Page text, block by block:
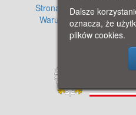
Strona główna ·
Warunki używania
serwisu
·
Dalsze
oznacza, że
plików cookies.